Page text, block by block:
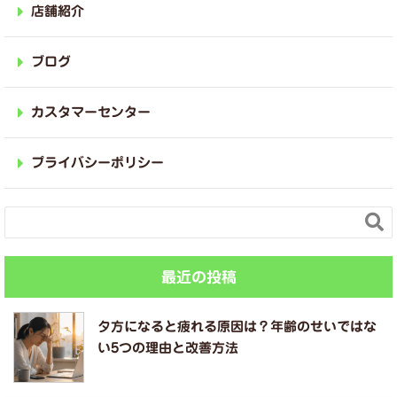
店舗紹介
ブログ
カスタマーセンター
プライバシーポリシー

最近の投稿
夕方になると疲れる原因は？年齢のせいではな
い5つの理由と改善方法